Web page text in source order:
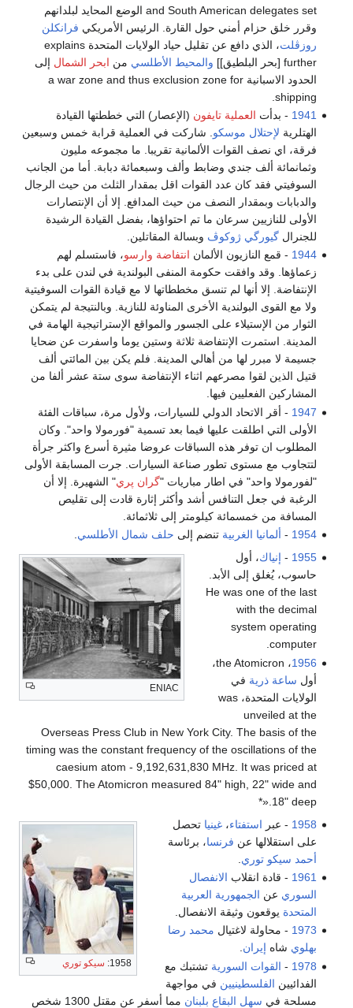
and South American delegates set الوضع المحايد لبلدانهم
وقرر خلق حزام أمني حول القارة. الرئيس الأمريكي فرانكلن
روزڤلت
، الذي دافع عن تقليل حياد الولايات المتحدة explains
further [بحر البلطيق]]
والمحيط الأطلسي من ابحر الشمال إلى
الحدود الاسبانية a war zone and thus exclusion zone for
shipping.
1941 - بدأت العملية تايفون (الإعصار) التي خططتها القيادة
الهتلرية لإحتلال موسكو . شاركت في العملية قرابة خمس وسبعين
فرقة، اي نصف القوات الألمانية تقريبا. ما مجموعه مليون
وثمانمائة ألف جندي وضابط وألف وسبعمائة دبابة. أما من الجانب
السوفيتي فقد كان عدد القوات اقل بمقدار الثلث من حيث الرجال
والدبابات وبمقدار النصف من حيث المدافع. إلا أن الإنتصارات
الأولى للنازيين سرعان ما تم احتواؤها، بفضل القيادة الرشيدة
للجنرالگيورگي ژوكوڤ وبسالة المقاتلين.
1944 - قمع النازيون الألمان انتفاضة وارسو، فاستسلم لهم
زعماؤها. وقد وافقت حكومة المنفى البولندية في لندن على بدء
الإنتفاضة. إلا أنها لم تنسق مخططاتها لا مع قيادة القوات السوفيتية
ولا مع القوى البولندية الأخرى المناوئة للنازية. وبالنتيجة لم يتمكن
الثوار من الإستيلاء على الجسور والمواقع الإستراتيجية الهامة في
المدينة. استمرت الإنتفاضة ثلاثة وستين يوما واسفرت عن ضحايا
جسيمة لا مبرر لها من أهالي المدينة. فلم يكن بين المائتي ألف
قتيل الذين لقوا مصرعهم اثناء الإنتفاضة سوى ستة عشر ألفا من
المشاركين الفعليين فيها.
1947 - أقر الاتحاد الدولي للسيارات، ولأول مرة، سباقات الفئة
الأولى التي اطلقت عليها فيما بعد تسمية "فورمولا واحد". وكان
المطلوب ان توفر هذه السباقات عروضا مثيرة أسرع واكثر جرأة
لتتجاوب مع مستوى تطور صناعة السيارات. جرت المسابقة الأولى
"لفورمولا واحد" في اطار مباريات "گران پري" الشهيرة. إلا أن
الرغبة في جعل التنافس أشد وأكثر إثارة قادت إلى تقليص
المسافة من خمسمائة كيلومتر إلى ثلاثمائة.
1954
- ‬ ألمانيا ‬الغربية ‬تنضم إلى حلف شمال الأطلسي
ENIAC
1955
- إنياك، أول
حاسوب، يُغلق إلى الأبد.
He was one of the last
with the decimal
system operating
computer.
1956
، the Atomicron،
أول ساعة ذرية في
الولايات المتحدة، was
unveiled at the
Overseas Press Club in New York City. The basis of the
timing was the constant frequency of the oscillations of the
caesium atom - 9,192,631,830 MHz. It was priced at
$50,000. The Atomicron measured 84" high, 22" wide and
18" deep.«*
1958: سيكو توري
1958 - عبر استفتاء،غينيا تحصل
على استقلالها عن فرنسا، برئاسة
أحمد سيكو توري
1961 - قادة انقلاب الانفصال
السوري عن الجمهورية العربية
المتحدة يوقعون وثيقة الانفصال.
1973 - محاولة لاغتيال محمد رضا
بهلوي شاه إيران.
1978
- القوات السورية تشتبك مع
الفدائيين الفلسطينيين في مواجهة
مسلحة في سهل البقاع بلبنان
مما أسفر عن مقتل 1300 شخص